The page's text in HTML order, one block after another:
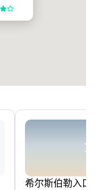
希尔斯伯勒入口